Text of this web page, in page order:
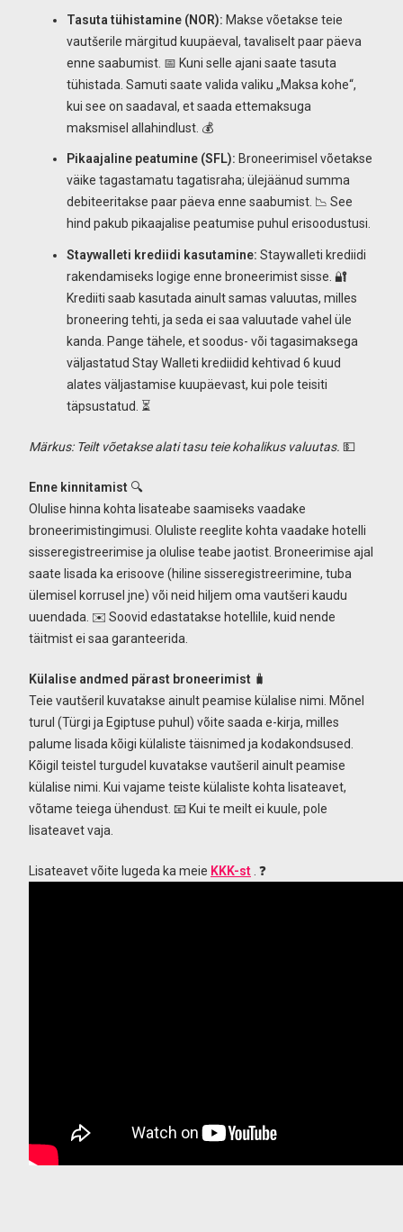
Tasuta tühistamine (NOR): Makse võetakse teie
vautšerile märgitud kuupäeval, tavaliselt paar päeva
enne saabumist. 📅 Kuni selle ajani saate tasuta
tühistada. Samuti saate valida valiku „Maksa kohe“,
kui see on saadaval, et saada ettemaksuga
maksmisel allahindlust. 💰
Pikaajaline peatumine (SFL): Broneerimisel võetakse
väike tagastamatu tagatisraha; ülejäänud summa
debiteeritakse paar päeva enne saabumist. 📉 See
hind pakub pikaajalise peatumise puhul erisoodustusi.
Staywalleti krediidi kasutamine: Staywalleti krediidi
rakendamiseks logige enne broneerimist sisse. 🔐
Krediiti saab kasutada ainult samas valuutas, milles
broneering tehti, ja seda ei saa valuutade vahel üle
kanda. Pange tähele, et soodus- või tagasimaksega
väljastatud Stay Walleti krediidid kehtivad 6 kuud
alates väljastamise kuupäevast, kui pole teisiti
täpsustatud. ⏳
Märkus: Teilt võetakse alati tasu teie kohalikus valuutas. 💵
Enne kinnitamist 🔍
Olulise hinna kohta lisateabe saamiseks vaadake
broneerimistingimusi. Oluliste reeglite kohta vaadake hotelli
sisseregistreerimise ja olulise teabe jaotist. Broneerimise ajal
saate lisada ka erisoove (hiline sisseregistreerimine, tuba
ülemisel korrusel jne) või neid hiljem oma vautšeri kaudu
uuendada. ✉️ Soovid edastatakse hotellile, kuid nende
täitmist ei saa garanteerida.
Külalise andmed pärast broneerimist 🧳
Teie vautšeril kuvatakse ainult peamise külalise nimi. Mõnel
turul (Türgi ja Egiptuse puhul) võite saada e-kirja, milles
palume lisada kõigi külaliste täisnimed ja kodakondsused.
Kõigil teistel turgudel kuvatakse vautšeril ainult peamise
külalise nimi. Kui vajame teiste külaliste kohta lisateavet,
võtame teiega ühendust. 📧 Kui te meilt ei kuule, pole
lisateavet vaja.
Lisateavet võite lugeda ka meie KKK-st . ❓